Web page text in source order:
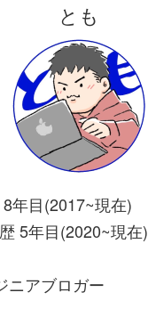
とも
年目(2017~現在)
5年目(2020~現在)
ニアブロガー